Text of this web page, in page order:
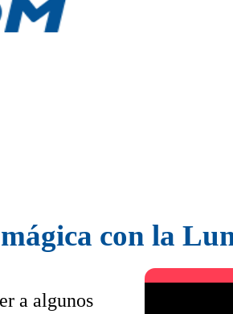
con la
a algunos